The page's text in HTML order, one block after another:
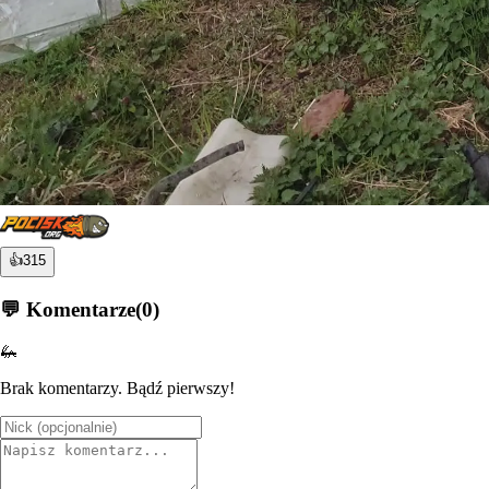
👍315
💬 Komentarze(0)
🦗
Brak komentarzy. Bądź pierwszy!